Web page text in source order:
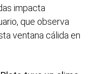
impacta
que observa
ventana cálida en